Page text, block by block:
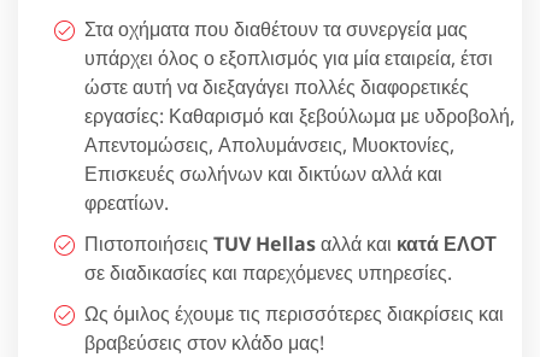
Στα οχήματα που διαθέτουν τα συνεργεία μας
υπάρχει όλος ο εξοπλισμός για μία εταιρεία, έτσι
ώστε αυτή να διεξαγάγει πολλές διαφορετικές
εργασίες: Καθαρισμό και ξεβούλωμα με υδροβολή,
Απεντομώσεις, Απολυμάνσεις, Μυοκτονίες,
Επισκευές σωλήνων και δικτύων αλλά και
φρεατίων.
Πιστοποιήσεις TUV Hellasαλλά και κατά ΕΛΟΤ
σε διαδικασίες και παρεχόμενες υπηρεσίες.
Ως όμιλος έχουμε τις περισσότερες διακρίσεις και
βραβεύσεις στον κλάδο μας!